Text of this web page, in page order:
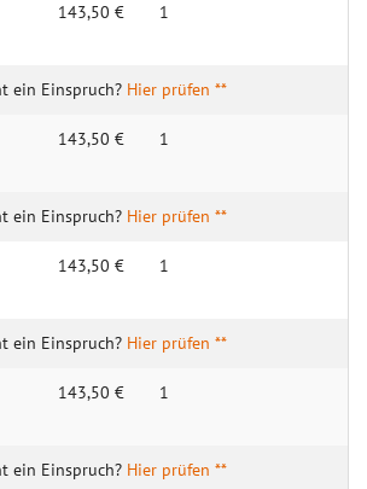
143,50 € 1
Hier prüfen **
143,50 € 1
Hier prüfen **
143,50 € 1
Hier prüfen **
143,50 € 1
Hier prüfen **